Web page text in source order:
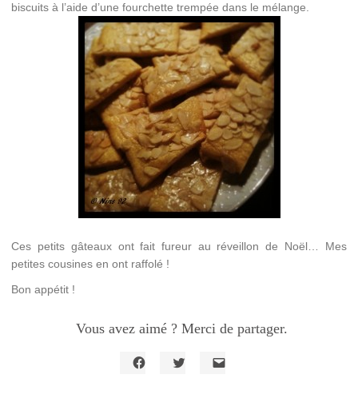
biscuits à l’aide d’une fourchette trempée dans le mélange.
Ces petits gâteaux ont fait fureur au réveillon de Noël… Mes
petites cousines en ont raffolé !
Bon appétit !
Vous avez aimé ? Merci de partager.